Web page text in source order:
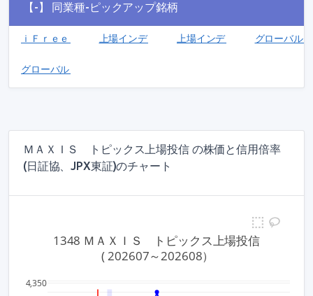
【-】 同業種-ピックアップ銘柄
ｉＦｒｅｅＥＴＦ 中国科創板５０（ＳＴＡＲ５０）(2628)
上場インデックスファンド日経レバレッジ指数
上場インデックスファンドＳ
グローバル
グローバルＸ 超長期米国債 ＥＴＦ（為替ヘッジあり）(179)
ＭＡＸＩＳ トピックス上場投信 の株価と信用倍率
(日証協、JPX東証)のチャート
4,350
1348 ＭＡＸＩＳ　トピックス上場投信
( 202607～202608）